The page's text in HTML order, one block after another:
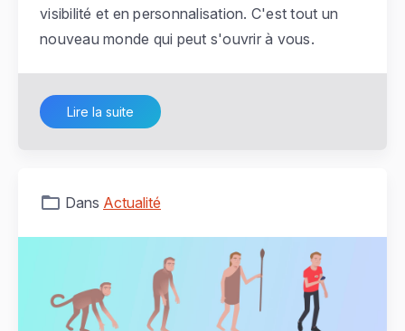
visibilité et en personnalisation. C'est tout un
nouveau monde qui peut s'ouvrir à vous.
Lire la suite
Dans Actualité